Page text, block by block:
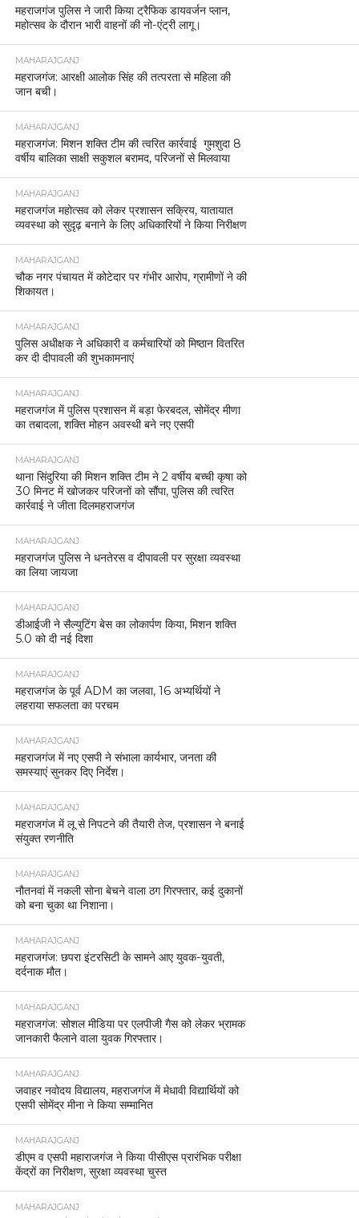
महराजगंज पुलिस ने जारी किया ट्रैफिक डायवर्जन प्लान,
महोत्सव के दौरान भारी वाहनों की नो-एंट्री लागू।
MAHARAJGANJ
महराजगंज: आरक्षी आलोक सिंह की तत्परता से महिला की
जान बची।
MAHARAJGANJ
महराजगंज: मिशन शक्ति टीम की त्वरित कार्रवाई गुमशुदा 8
वर्षीय बालिका साक्षी सकुशल बरामद, परिजनों से मिलवाया
MAHARAJGANJ
महराजगंज महोत्सव को लेकर प्रशासन सक्रिय, यातायात
व्यवस्था को सुदृढ़ बनाने के लिए अधिकारियों ने किया निरीक्षण
MAHARAJGANJ
चौक नगर पंचायत में कोटेदार पर गंभीर आरोप, ग्रामीणों ने की
शिकायत।
MAHARAJGANJ
पुलिस अधीक्षक ने अधिकारी व कर्मचारियों को मिष्ठान वितरित
कर दी दीपावली की शुभकामनाएं
MAHARAJGANJ
महराजगंज में पुलिस प्रशासन में बड़ा फेरबदल, सोमेंद्र मीणा
का तबादला, शक्ति मोहन अवस्थी बने नए एसपी
MAHARAJGANJ
थाना सिंदुरिया की मिशन शक्ति टीम ने 2 वर्षीय बच्ची कृषा को
30 मिनट में खोजकर परिजनों को सौंपा, पुलिस की त्वरित
कार्रवाई ने जीता दिलमहराजगंज
MAHARAJGANJ
महराजगंज पुलिस ने धनतेरस व दीपावली पर सुरक्षा व्यवस्था
का लिया जायजा
MAHARAJGANJ
डीआईजी ने सैल्युटिंग बेस का लोकार्पण किया, मिशन शक्ति
5.0 को दी नई दिशा
MAHARAJGANJ
महराजगंज के पूर्व ADM का जलवा, 16 अभ्यर्थियों ने
लहराया सफलता का परचम
MAHARAJGANJ
महराजगंज में नए एसपी ने संभाला कार्यभार, जनता की
समस्याएं सुनकर दिए निर्देश।
MAHARAJGANJ
महराजगंज में लू से निपटने की तैयारी तेज, प्रशासन ने बनाई
संयुक्त रणनीति
MAHARAJGANJ
नौतनवां में नकली सोना बेचने वाला ठग गिरफ्तार, कई दुकानों
को बना चुका था निशाना।
MAHARAJGANJ
महराजगंज: छपरा इंटरसिटी के सामने आए युवक-युवती,
दर्दनाक मौत।
MAHARAJGANJ
महराजगंज: सोशल मीडिया पर एलपीजी गैस को लेकर भ्रामक
जानकारी फैलाने वाला युवक गिरफ्तार।
MAHARAJGANJ
जवाहर नवोदय विद्यालय, महराजगंज में मेधावी विद्यार्थियों को
एसपी सोमेंद्र मीना ने किया सम्मानित
MAHARAJGANJ
डीएम व एसपी महाराजगंज ने किया पीसीएस प्रारंभिक परीक्षा
केंद्रों का निरीक्षण, सुरक्षा व्यवस्था चुस्त
MAHARAJGANJ